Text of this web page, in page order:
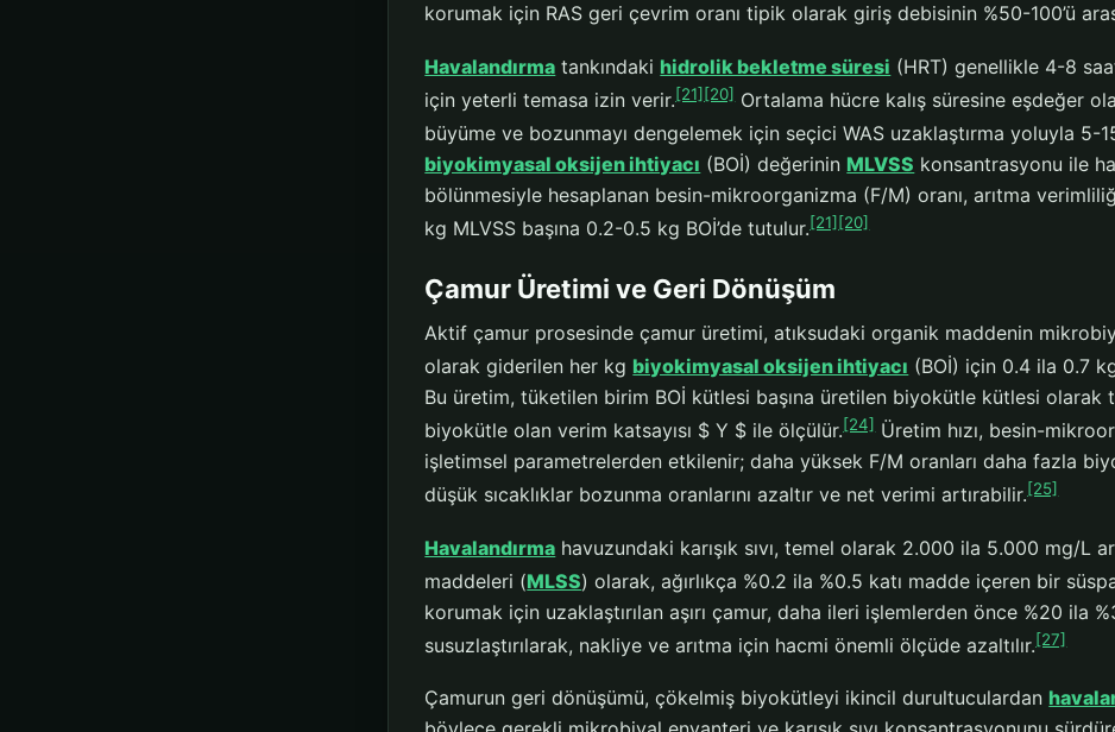
korumak için RAS geri çevrim oranı tipik olarak giriş debisinin %50-100’ü
Havalandırma tankındaki hidrolik bekletme süresi (HRT) genellikle 4-8
için yeterli temasa izin verir.[21][20]Ortalama hücre kalış süresine eşdeğer
büyüme ve bozunmayı dengelemek için seçici WAS uzaklaştırma yoluyla
biyokimyasal oksijen ihtiyacı (BOİ) değerinin MLVSS konsantrasyonu ile
bölünmesiyle hesaplanan besin-mikroorganizma (F/M) oranı, arıtma
kg MLVSS başına 0.2-0.5 kg BOİ’de tutulur.[21] [20]
Çamur Üretimi ve Geri Dönüşüm
Aktif çamur prosesinde çamur üretimi, atıksudaki organik maddenin
olarak giderilen her kg biyokimyasal oksijen ihtiyacı (BOİ) için 0.4 ila 0.7
Bu üretim, tüketilen birim BOİ kütlesi başına üretilen biyokütle kütlesi olarak
biyokütle olan verim katsayısı $ Y $ ile ölçülür.[24] Üretim hızı, besin-
işletimsel parametrelerden etkilenir; daha yüksek F/M oranları daha fazla
düşük sıcaklıklar bozunma oranlarını azaltır ve net verimi artırabilir.[25]
Havalandırma havuzundaki karışık sıvı, temel olarak 2.000 ila 5.000 mg/L
maddeleri (MLSS) olarak, ağırlıkça %0.2 ila %0.5 katı madde içeren bir
korumak için uzaklaştırılan aşırı çamur, daha ileri işlemlerden önce %20 ila
susuzlaştırılarak, nakliye ve arıtma için hacmi önemli ölçüde azaltılır.[27]
Çamurun geri dönüşümü, çökelmiş biyokütleyi ikincil durultuculardan